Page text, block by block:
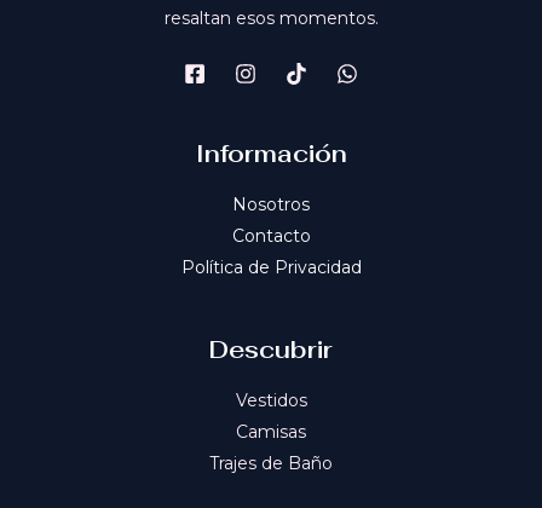
resaltan esos momentos.
Información
Nosotros
Contacto
Política de Privacidad
Descubrir
Vestidos
Camisas
Trajes de Baño